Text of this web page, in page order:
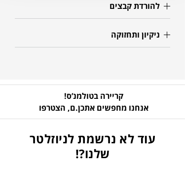
להורדת קבצים
ניקיון ותחזוקה
קריירה בטולמנ’ס!
אנחנו מחפשים אתכן.ם, הצטרפו
עוד לא נרשמת לניוזלטר
שלנו?!